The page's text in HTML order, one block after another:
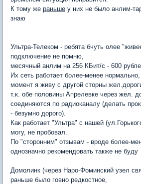
К тому же раньше у них не было анлим-
знаю
Ультра-Телеком - ребята бчуть олее
подключение не помню,
месячный анлим на 256 КБит/с - 600
Их сеть работает более-менее
момент я живу с другой сторны
т.к. обе половины Апрелевке через жел.
соединяются по радиоканалу (делать
- безумно дорого).
Как работает "Ультра" с нашей
могу, не пробовал.
По "сторонним" отзывам - вроде более-
однозначно рекомендовать также не буду
Домолинк (через Наро-Фоминский узел
раньше было говно редкостное,